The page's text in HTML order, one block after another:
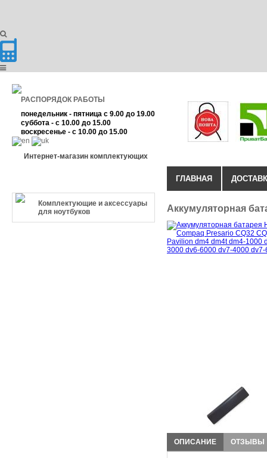
РАСПОРЯДОК РАБОТЫ
понедельник - пятница с 9.00 до 19.00
суббота - с 10.00 до 15.00
воскресенье - с 10.00 до 15.00
Интернет-магазин комплектующих
Комплектующие и аксессуары
для ноутбуков
ГЛАВНАЯ
Аккумуляторная
ОПИСАНИЕ ОТЗЫВЫ